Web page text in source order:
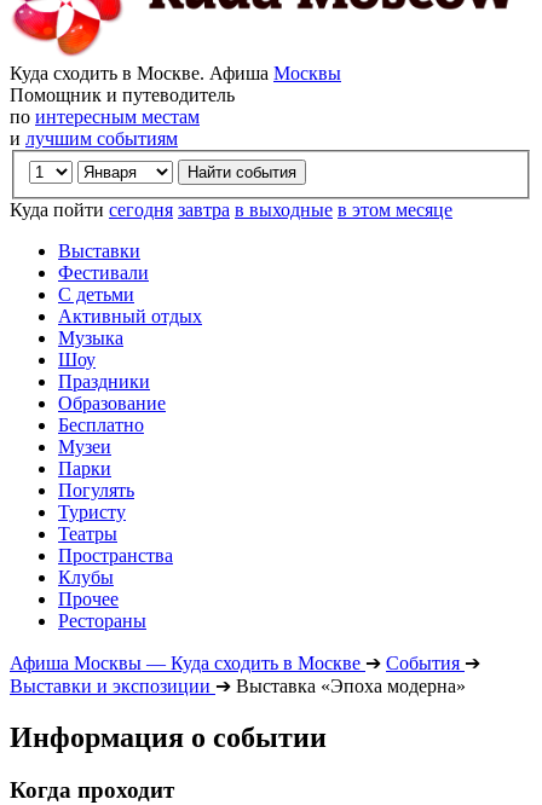
Куда сходить в Москве. Афиша Москвы
Помощник и путеводитель
по интересным местам
и лучшим событиям
Куда пойти сегодня завтра в выходные в этом месяце
Выставки
Фестивали
С детьми
Активный отдых
Музыка
Шоу
Праздники
Образование
Бесплатно
Музеи
Парки
Погулять
Туристу
Театры
Пространства
Клубы
Прочее
Рестораны
Афиша Москвы — Куда сходить в Москве ➔ События ➔
Выставки и экспозиции ➔ Выставка «Эпоха модерна»
Информация о событии
Когда проходит